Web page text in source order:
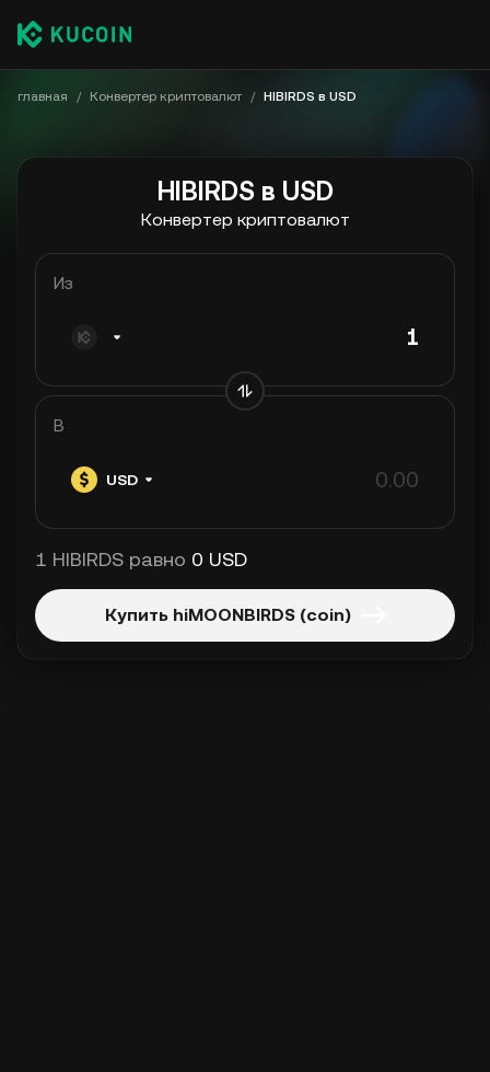
главная / Конвертер криптовалют / HIBIRDS в USD
HIBIRDS в USD
Конвертер криптовалют
Из
В
USD
1 HIBIRDS равно 0 USD
Купить hiMOONBIRDS (coin)